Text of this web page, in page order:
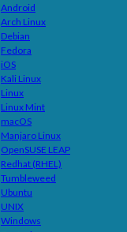
Android
Arch Linux
Debian
Fedora
iOS
Kali Linux
Linux
Linux Mint
macOS
Manjaro Linux
OpenSUSE LEAP
Redhat (RHEL)
Tumbleweed
Ubuntu
UNIX
Windows